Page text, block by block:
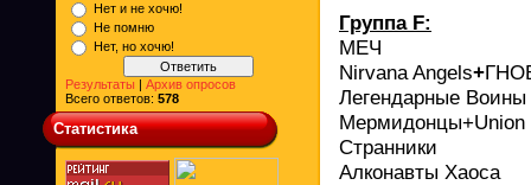
Нет и не хочю!
Не помню
Нет, но хочю!
Результаты | Архив опросов
Всего ответов: 578
Статистика
Группа F:
МЕЧ
Nirvana Angels+
Легендарные Воины
Мермидонцы+
Странники
Алконавты Хаоса